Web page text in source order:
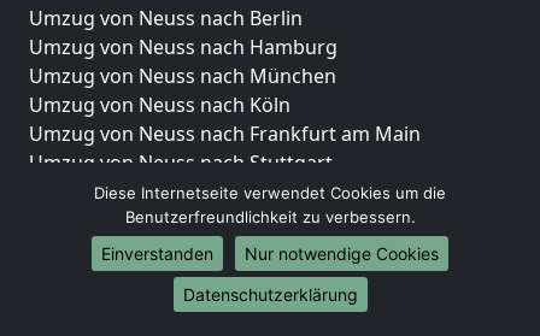
Umzug von Neuss nach Berlin
Umzug von Neuss nach Hamburg
Umzug von Neuss nach München
Umzug von Neuss nach Köln
Umzug von Neuss nach Frankfurt am Main
Umzug von Neuss nach Stuttgart
Umzug von Neuss nach Düsseldorf
Umzug von Neuss nach Leipzig
Umzug von Neuss nach Dortmund
Umzug von Neuss nach Essen
Umzug von Neuss nach Bremen
Diese Internetseite verwendet Cookies um die
Benutzerfreundlichkeit zu verbessern.
Einverstanden
Nur notwendige Cookies
Datenschutzerklärung